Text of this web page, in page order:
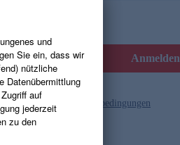
Anmelden
und die Gutscheinbedingungen